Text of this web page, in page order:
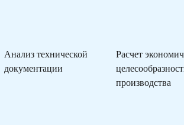
Анализ технической
документации
Расчет
производства